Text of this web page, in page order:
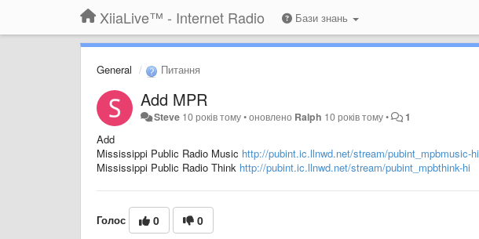
XiiaLive™ - Internet Radio Бази знань
General Питання
Add MPR
Steve 10 років тому•оновлено Ralph 10 років тому• 1
Add
Mississippi Public Radio Music http://pubint.ic.llnwd.net/stream/pubint_mpbmusic-hi
Mississippi Public Radio Think http://pubint.ic.llnwd.net/stream/pubint_mpbthink-hi
Голос 0 0